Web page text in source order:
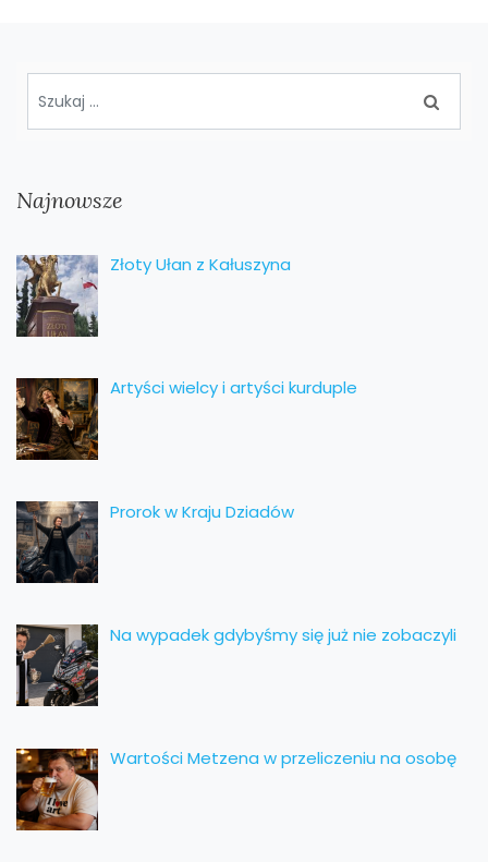
Najnowsze
Złoty Ułan z Kałuszyna
Artyści wielcy i artyści kurduple
Prorok w Kraju Dziadów
Na wypadek gdybyśmy się już nie zobaczyli
Wartości Metzena w przeliczeniu na osobę